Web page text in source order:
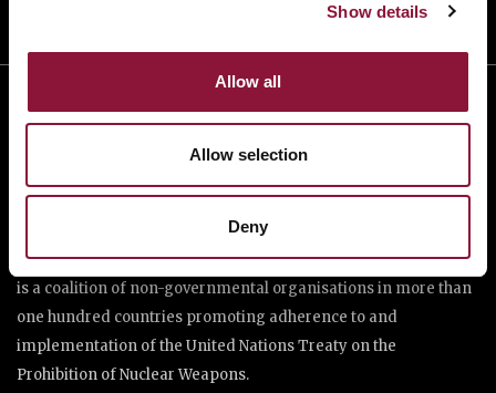
Show details
Allow all
Allow selection
Deny
The International Campaign to Abolish Nuclear Weapons (ICAN)
is a coalition of non-governmental organisations in more than
one hundred countries promoting adherence to and
implementation of the United Nations Treaty on the
Prohibition of Nuclear Weapons.